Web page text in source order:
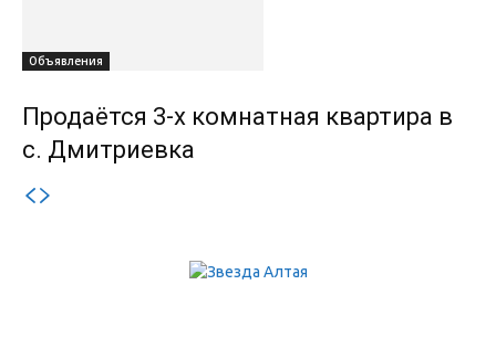
Объявления
Продаётся 3-х комнатная квартира в
с. Дмитриевка